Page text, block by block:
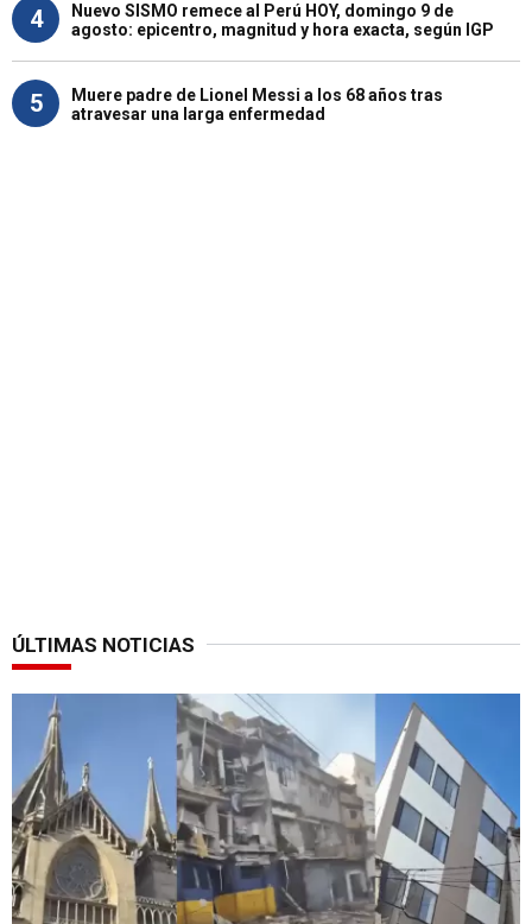
4
Nuevo SISMO remece al Perú HOY, domingo 9 de
agosto: epicentro, magnitud y hora exacta, según IGP
5
Muere padre de Lionel Messi a los 68 años tras
atravesar una larga enfermedad
ÚLTIMAS NOTICIAS